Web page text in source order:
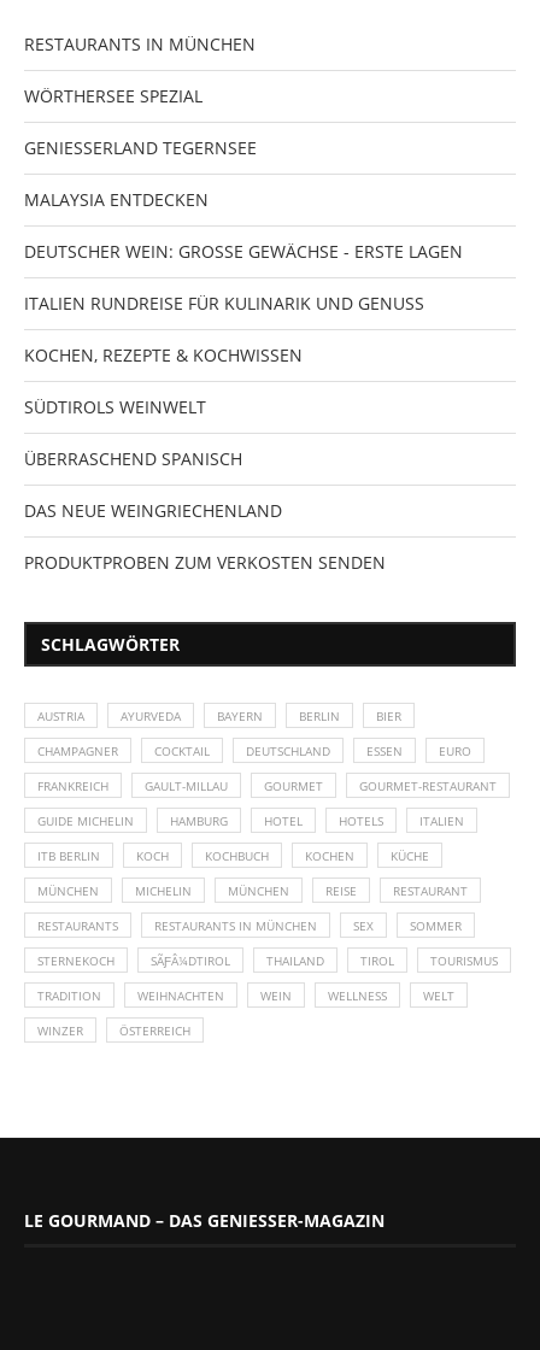
RESTAURANTS IN MÜNCHEN
WÖRTHERSEE SPEZIAL
GENIESSERLAND TEGERNSEE
MALAYSIA ENTDECKEN
DEUTSCHER WEIN: GROSSE GEWÄCHSE - ERSTE LAGEN
ITALIEN RUNDREISE FÜR KULINARIK UND GENUSS
KOCHEN, REZEPTE & KOCHWISSEN
SÜDTIROLS WEINWELT
ÜBERRASCHEND SPANISCH
DAS NEUE WEINGRIECHENLAND
PRODUKTPROBEN ZUM VERKOSTEN SENDEN
SCHLAGWÖRTER
AUSTRIA AYURVEDA BAYERN BERLIN BIER
CHAMPAGNER COCKTAIL DEUTSCHLAND ESSEN EURO
FRANKREICH GAULT-MILLAU GOURMET GOURMET-RESTAURANT
GUIDE MICHELIN HAMBURG HOTEL HOTELS ITALIEN
ITB BERLIN KOCH KOCHBUCH KOCHEN KÜCHE
MÜNCHEN MICHELIN MÜNCHEN REISE RESTAURANT
RESTAURANTS RESTAURANTS IN MÜNCHEN SEX SOMMER
STERNEKOCH SÃƑÂ¼DTIROL THAILAND TIROL TOURISMUS
TRADITION WEIHNACHTEN WEIN WELLNESS WELT
WINZER ÖSTERREICH
LE GOURMAND – DAS GENIESSER-MAGAZIN